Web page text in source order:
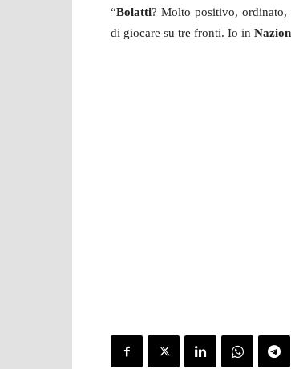
“Bolatti? Molto positivo, ordinato,
di giocare su tre fronti. Io in